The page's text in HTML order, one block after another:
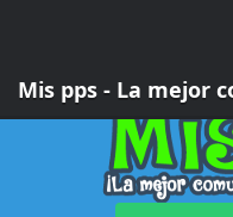
Mis pps - La mejor